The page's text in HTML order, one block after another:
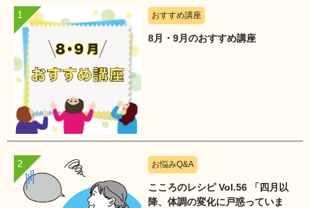
おすすめ講座
8月・9月のおすすめ講座
お悩みQ&A
こころのレシピ Vol.56 「四月以
降、体調の変化に戸惑っていま